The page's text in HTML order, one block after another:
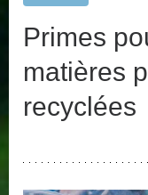
Primes
matières
recyclées